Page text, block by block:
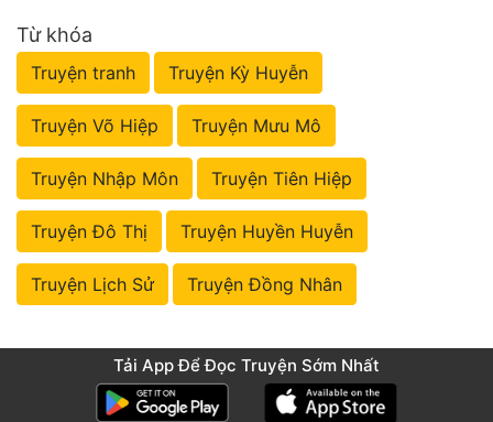
Từ khóa
Truyện tranh Truyện Kỳ Huyễn
Truyện Võ Hiệp Truyện Mưu Mô
Truyện Nhập Môn Truyện Tiên Hiệp
Truyện Đô Thị Truyện Huyền Huyễn
Truyện Lịch Sử Truyện Đồng Nhân
Tải App Để Đọc Truyện Sớm Nhất